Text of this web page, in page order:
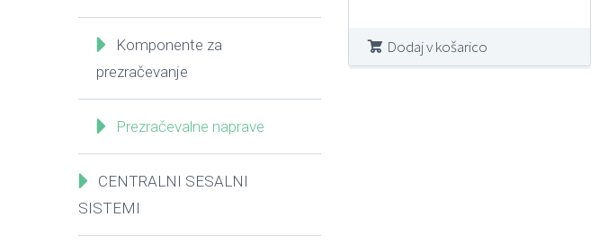
Dodaj v košarico
Komponente za
prezračevanje
Prezračevalne naprave
CENTRALNI SESALNI
SISTEMI